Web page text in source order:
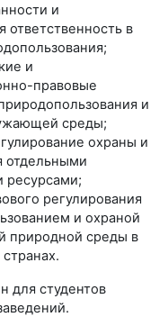
и
ответственность в
и
правовые
и
среды;
охраны и
отдельными
ресурсами;
регулирования
и охраной
природной среды в
для студентов